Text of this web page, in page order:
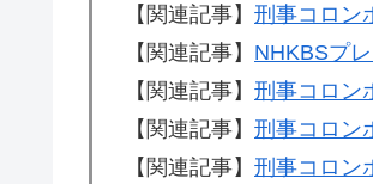
【関連記事】 刑事コロン
【関連記事】 NHKBSプ
【関連記事】 刑事コロン
【関連記事】 刑事コロン
【関連記事】 刑事コロン